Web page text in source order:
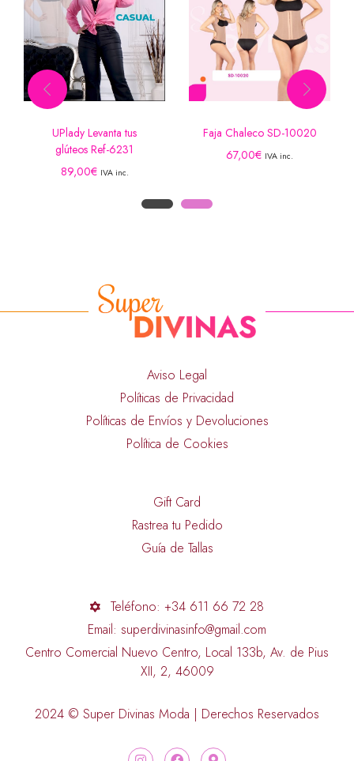
UPlady Levanta tus
glúteos Ref-6231
89,00€ IVA inc.
Faja Chaleco SD-10020
67,00€ IVA inc.
Aviso Legal
Políticas de Privacidad
Políticas de Envíos y Devoluciones
Política de Cookies
Gift Card
Rastrea tu Pedido
Guía de Tallas
Teléfono: +34 611 66 72 28
Email: superdivinasinfo@gmail.com
Centro Comercial Nuevo Centro, Local 133b, Av. de Pius
XII, 2, 46009
2024 © Super Divinas Moda | Derechos Reservados